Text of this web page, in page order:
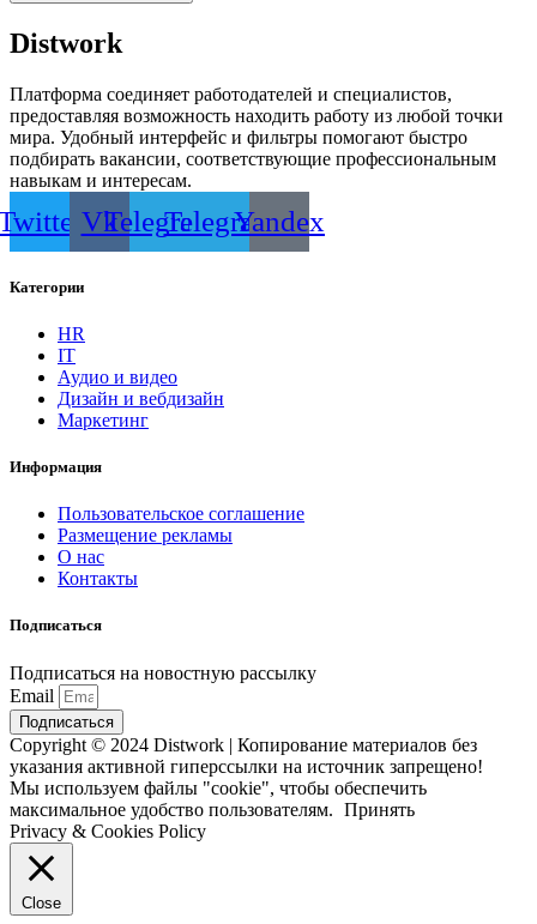
Distwork
Платформа соединяет работодателей и специалистов,
предоставляя возможность находить работу из любой точки
мира. Удобный интерфейс и фильтры помогают быстро
подбирать вакансии, соответствующие профессиональным
навыкам и интересам.
VkTelegramTelegramYandex
Категории
HR
IT
Аудио и видео
Дизайн и вебдизайн
Маркетинг
Информация
Пользовательское соглашение
Размещение рекламы
О нас
Контакты
Подписаться
Подписаться на новостную рассылку
Email
Подписаться
Copyright © 2024 Distwork | Копирование материалов без
указания активной гиперссылки на источник запрещено!
Мы используем файлы "cookie", чтобы обеспечить
максимальное удобство пользователям. Принять
Privacy & Cookies Policy
Close